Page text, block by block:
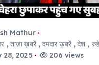
Mathur
,ताज़ा ख़बरें,दमदार ख़बरें , देश ,
28, 2025
206 views